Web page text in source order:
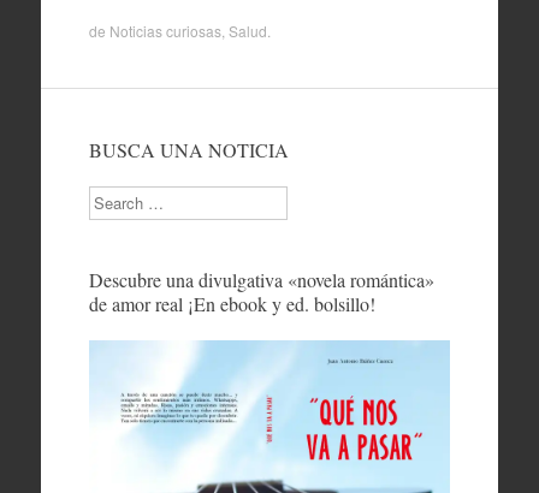
de Noticias curiosas, Salud
BUSCA UNA NOTICIA
Search
Descubre una divulgativa «novela romántica»
de amor real ¡En ebook y ed. bolsillo!